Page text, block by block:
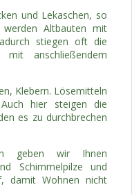
und Lekaschen, so
Altbauten mit
stiegen oft die
mit anschließendem
Klebern. Lösemitteln
hier steigen die
es zu durchbrechen
geben wir Ihnen
Schimmelpilze und
damit Wohnen nicht